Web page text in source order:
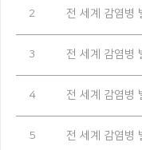
2 전 세계 감염병
3 전 세계 감염병
4 전 세계 감염병
5 전 세계 감염병